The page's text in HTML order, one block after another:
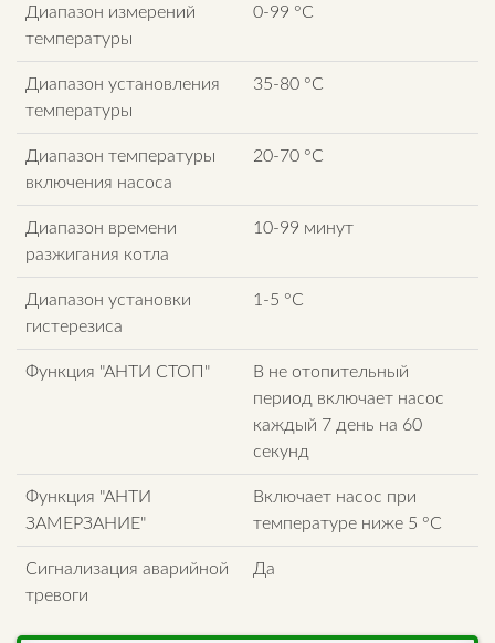
Диапазон измерений
температуры
0-99 °C
Диапазон установления
температуры
35-80 °C
Диапазон температуры
включения насоса
20-70 °C
Диапазон времени
разжигания котла
10-99 минут
Диапазон установки
гистерезиса
1-5 °C
Функция "АНТИ СТОП"
В не отопительный
период включает насос
каждый 7 день на 60
секунд
Функция "АНТИ
ЗАМЕРЗАНИЕ"
Включает насос при
температуре ниже 5 °C
Сигнализация аварийной
тревоги
Да